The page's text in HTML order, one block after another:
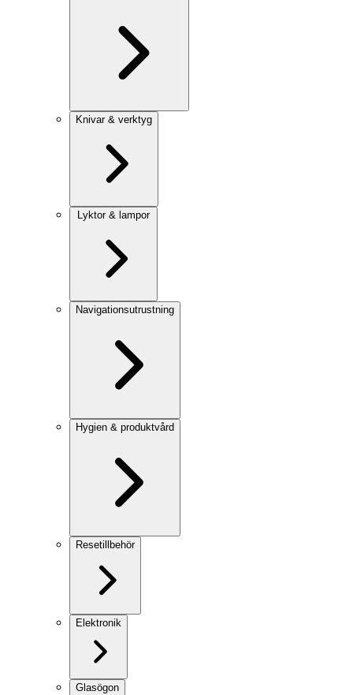
Knivar & verktyg
Lyktor & lampor
Navigationsutrustning
Hygien & produktvård
Resetillbehör
Elektronik
Glasögon